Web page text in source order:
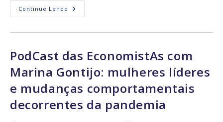
Continue Lendo PodCast
EconomistAs
No
Mercado
Trabalho
E
Redes
De
Apoio
Femininas
PodCast das EconomistAs com
Marina Gontijo: mulheres líderes
e mudanças comportamentais
decorrentes da pandemia